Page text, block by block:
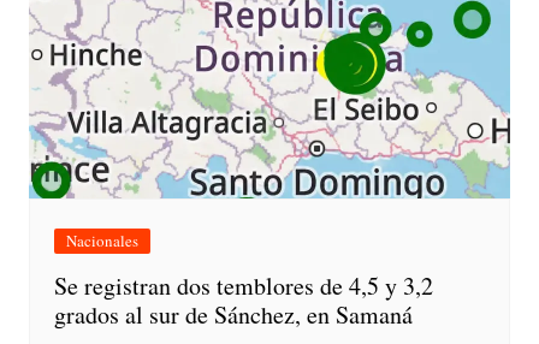
Nacionales
Se registran dos temblores de 4,5 y 3,2
grados al sur de Sánchez, en Samaná